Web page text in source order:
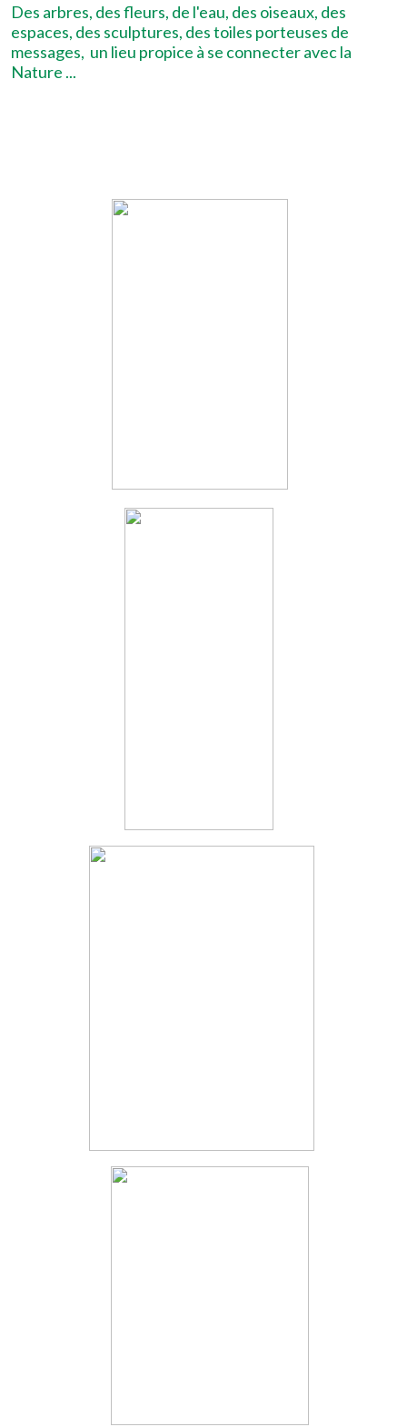
Des arbres, des fleurs, de l'eau, des oiseaux, des
espaces, des sculptures, des toiles porteuses de
messages, un lieu propice à se connecter avec la
Nature ...